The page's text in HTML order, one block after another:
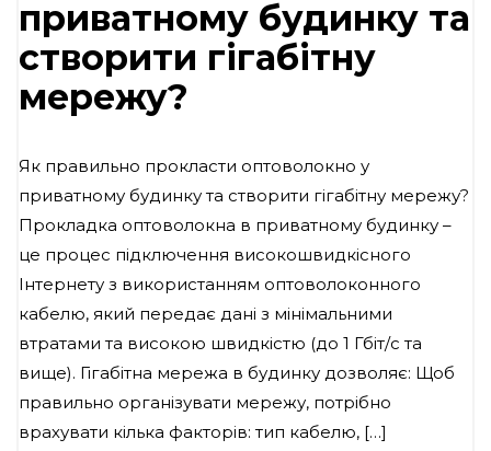
приватному будинку та
створити гігабітну
мережу?
Як правильно прокласти оптоволокно у
приватному будинку та створити гігабітну мережу?
Прокладка оптоволокна в приватному будинку –
це процес підключення високошвидкісного
Інтернету з використанням оптоволоконного
кабелю, який передає дані з мінімальними
втратами та високою швидкістю (до 1 Гбіт/с та
вище). Гігабітна мережа в будинку дозволяє: Щоб
правильно організувати мережу, потрібно
врахувати кілька факторів: тип кабелю, […]